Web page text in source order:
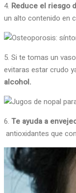
4. Reduce el riesgo
un alto contenido en
5. Si te tomas un
evitaras estar crudo
alcohol.
6. Te ayuda a
antioxidantes que